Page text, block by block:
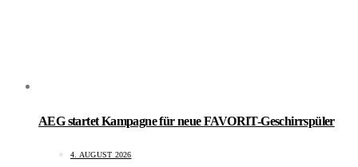
AEG startet Kampagne für neue FAVORIT-Geschirrspüler
4. AUGUST 2026